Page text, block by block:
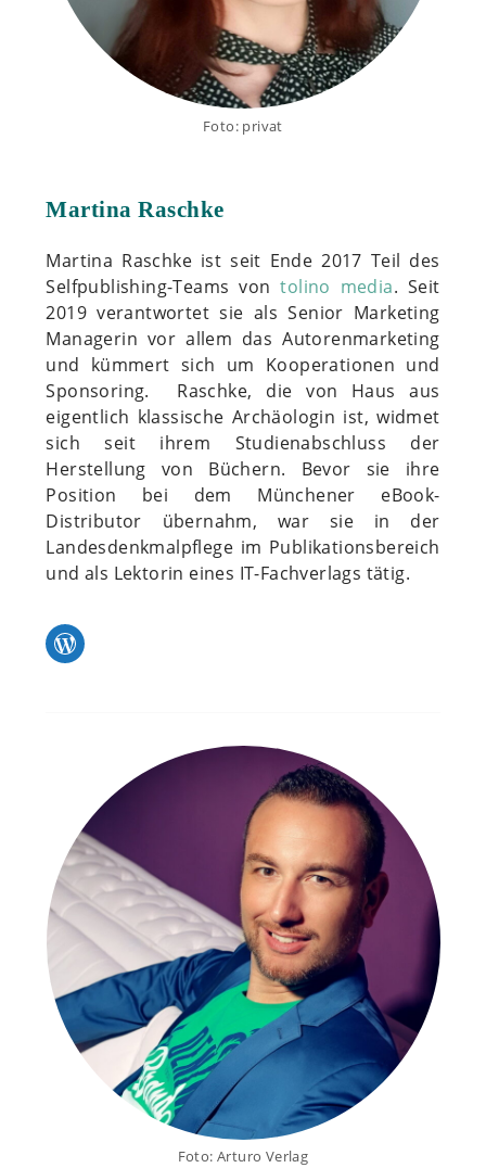
Foto: privat
Martina Raschke
Martina Raschke ist seit Ende 2017 Teil des
Selfpublishing-Teams vontolino media. Seit
2019 verantwortet sie als Senior Marketing
Managerin vor allem das Autorenmarketing
und kümmert sich um Kooperationen und
Sponsoring. Raschke, die von Haus aus
eigentlich klassische Archäologin ist, widmet
sich seit ihrem Studienabschluss der
Herstellung von Büchern. Bevor sie ihre
Position bei dem Münchener eBook-
Distributor übernahm, war sie in der
Landesdenkmalpflege im Publikationsbereich
und als Lektorin eines IT-Fachverlags tätig.
WordPress
Foto: Arturo Verlag